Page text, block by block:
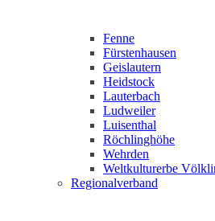
Fenne
Fürstenhausen
Geislautern
Heidstock
Lauterbach
Ludweiler
Luisenthal
Röchlinghöhe
Wehrden
Weltkulturerbe
Regionalverband